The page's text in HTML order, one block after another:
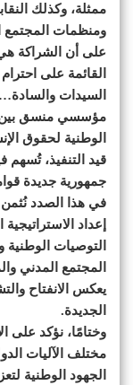
ممثلة، وكذلك
ومنظمات المجتمع
على أن الشراكة هي
القائمة على
السيدات
مؤسسي منسق بين
الوطنية لحقوق
قيد التنفيذ،
جمهورية جديدة
في هذا الصدد
إعداد
التوصيات
المجتمع المدني
يعكس الانفتاح
الجديدة.
وختامًا، نؤكد على
مختلف الآليات
الجهود الوطنية